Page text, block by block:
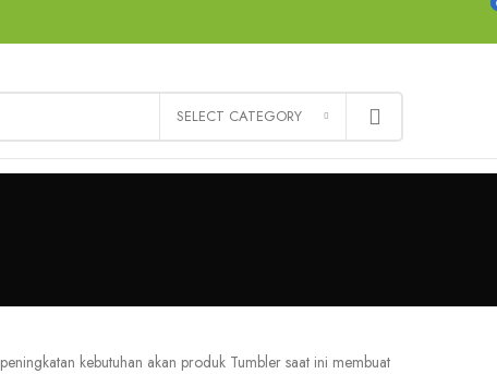
SELECT CATEGORY
kebutuhan akan produk Tumbler saat ini membuat